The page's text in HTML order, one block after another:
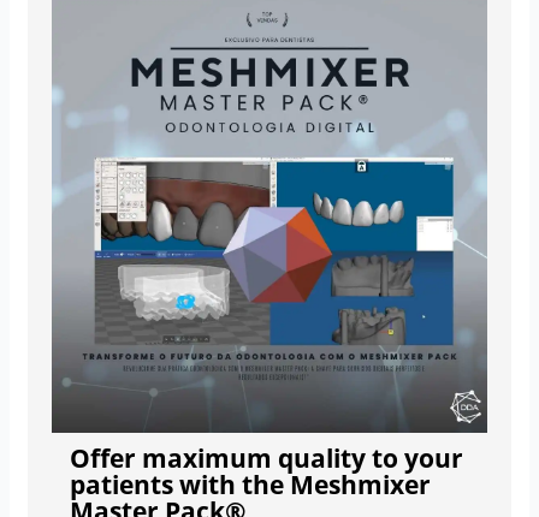
Offer maximum quality to your
patients with the Meshmixer